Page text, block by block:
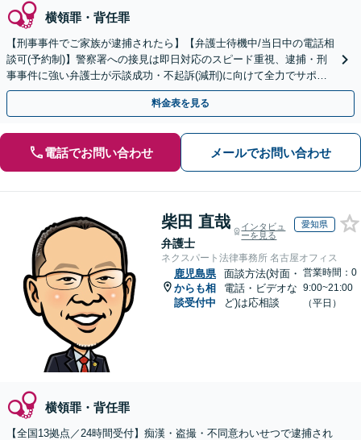
横領罪・背任罪
【刑事事件でご家族が逮捕されたら】【弁護士待機中/当日中の電話相
談可(予約制)】警察署への接見は即日対応のスピード重視、逮捕・刑
事事件に強い弁護士が示談成功・不起訴(減刑)に向けて全力でサポー
トします。【加害者側の相談専門】
料金表を見る
電話でお問い合わせ メールでお問い合わせ
柴田 直哉
弁護士
インタビュ
ーを見る
愛知県
ネクスパート法律事務所 名古屋オフィス
鹿児島県
からも相
談受付中
面談方法(対面・
電話・ビデオな
ど)は応相談
営業時間：0
9:00~21:00
（平日）
横領罪・背任罪
【全国13拠点／24時間受付】痴漢・盗撮・不同意わいせつで逮捕され